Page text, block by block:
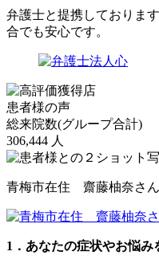
弁護士と提携しておりま
合でも安心です。
患者様の声
総来院数(グループ合計)
306,444 人
青梅市在住 齋藤柚奈さ
1．あなたの症状やお悩み